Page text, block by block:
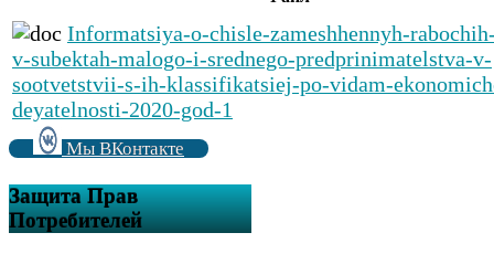
Informatsiya-o-chisle-zameshhennyh-
v-subektah-malogo-i-srednego-predprinimatelstva-v-
sootvetstvii-s-ih-klassifikatsiej-po-vidam-
deyatelnosti-2020-god-1
Мы ВКонтакте
Защита Прав
Потребителей